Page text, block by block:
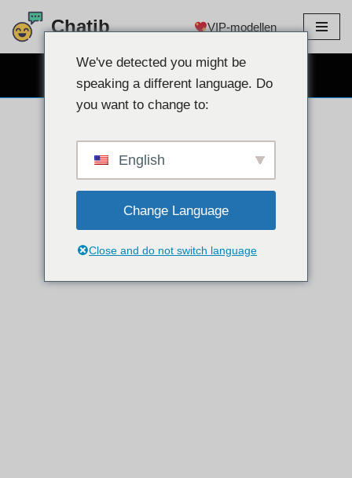
Doorgaan
Chatib VIP-modellen
We've detected you might be
speaking a different language. Do
you want to change to:
English
Change Language
Close and do not switch language